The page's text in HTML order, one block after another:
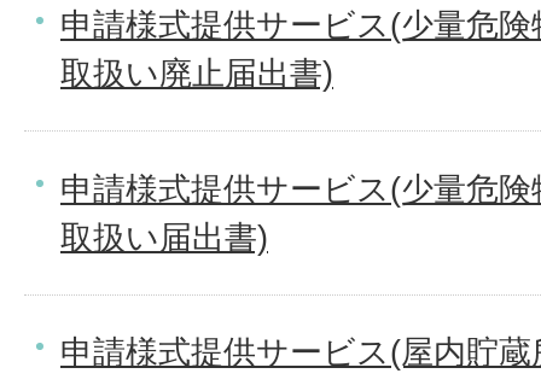
申請様式提供サービス(少量危
取扱い廃止届出書)
申請様式提供サービス(少量危
取扱い届出書)
申請様式提供サービス(屋内貯